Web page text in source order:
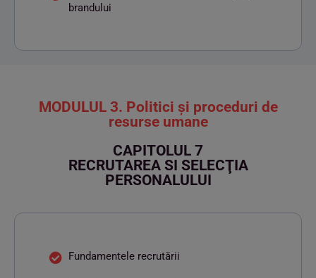
brandului
MODULUL 3. Politici și proceduri de
resurse umane
CAPITOLUL 7
RECRUTAREA SI SELECŢIA
PERSONALULUI
Fundamentele recrutării